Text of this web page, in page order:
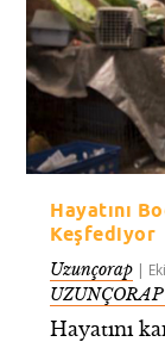
Hayatını
Keşfediyor
Uzunçorap |
Hayatını